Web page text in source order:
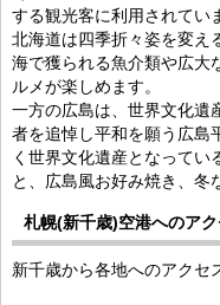
する観光客に利用されてい
北海道は四季折々姿を変え
海で獲られる魚介類や広大
ルメが楽しめます。
一方の広島は、世界文化遺
者を追悼し平和を願う広島
く世界文化遺産となってい
と、広島風お好み焼き、冬
札幌(新千歳)空港へのアク
新千歳から各地へのアクセ